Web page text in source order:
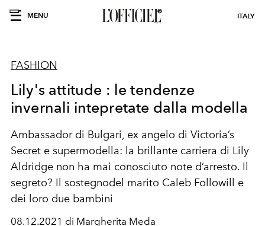
MENU ITALY
FASHION
Lily's attitude : le tendenze
invernali intepretate dalla modella
Ambassador di Bulgari, ex angelo di Victoria’s
Secret e supermodella: la brillante carriera di Lily
Aldridge non ha mai conosciuto note d’arresto. Il
segreto? Il sostegnodel marito Caleb Followill e
dei loro due bambini
08.12.2021 di Margherita Meda